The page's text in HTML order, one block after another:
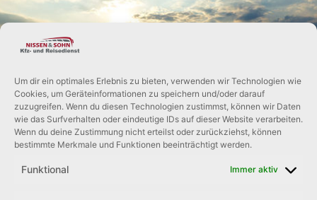
Um dir ein optimales Erlebnis zu bieten, verwenden wir Technologien wie
Cookies, um Geräteinformationen zu speichern und/oder darauf
zuzugreifen. Wenn du diesen Technologien zustimmst, können wir Daten
wie das Surfverhalten oder eindeutige IDs auf dieser Website verarbeiten.
Wenn du deine Zustimmung nicht erteilst oder zurückziehst, können
bestimmte Merkmale und Funktionen beeinträchtigt werden.
Funktional Immer aktiv
REISEBEGLEITER
Über uns >